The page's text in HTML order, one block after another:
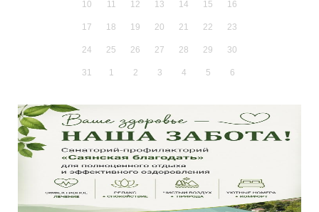
10 11 12 13 14 15 16
17 18 19 20 21 22 23
24 25 26 27 28 29 30
31 1 2 3 4 5 6